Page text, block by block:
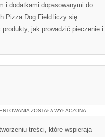
i dodatkami dopasowanymi do
Pizza Dog Field liczy się
jak prowadzić pieczenie i
MATURA
NIEMIECKI
ZOSTAŁA WYŁĄCZONA
treści, które wspierają